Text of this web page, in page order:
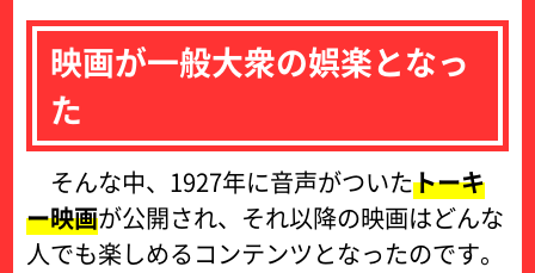
映画が一般大衆の娯楽となっ
た
そんな中、1927年に音声がついたトーキ
ー映画が公開され、それ以降の映画はどんな
人でも楽しめるコンテンツとなったのです。